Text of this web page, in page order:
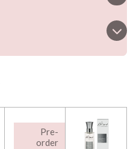
Pre-
order